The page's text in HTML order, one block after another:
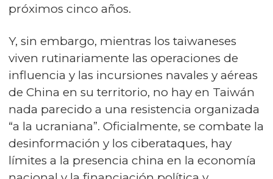
próximos cinco años.
Y, sin embargo, mientras los taiwaneses
viven rutinariamente las operaciones de
influencia y las incursiones navales y aéreas
de China en su territorio, no hay en Taiwán
nada parecido a una resistencia organizada
“a la ucraniana”. Oficialmente, se combate la
desinformación y los ciberataques, hay
límites a la presencia china en la economía